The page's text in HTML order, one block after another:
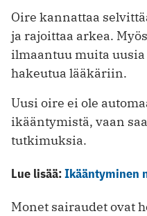
Oire kannattaa
ja rajoittaa arkea.
ilmaantuu muita
hakeutua lääkäriin.
Uusi oire ei ole
ikääntymistä, vaan
tutkimuksia.
Lue lisää:Ikääntyminen
Monet sairaudet ovat